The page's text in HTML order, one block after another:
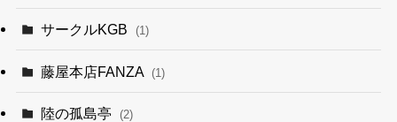
サークルKGB (1)
藤屋本店FANZA (1)
陸の孤島亭 (2)